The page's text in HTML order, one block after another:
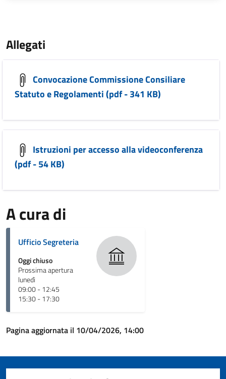
Allegati
Convocazione Commissione Consiliare
Statuto e Regolamenti (pdf - 341 KB)
Istruzioni per accesso alla videoconferenza
(pdf - 54 KB)
A cura di
Ufficio Segreteria
Oggi chiuso
Prossima apertura
lunedì
09:00 - 12:45
15:30 - 17:30
Pagina aggiornata il 10/04/2026, 14:00